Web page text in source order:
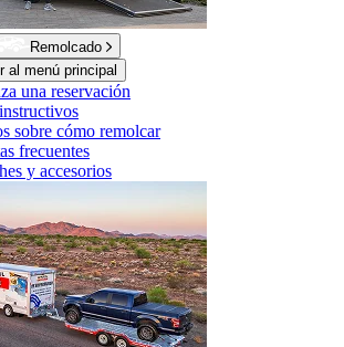
Remolcado
al menú principal
una reservación
sobre cómo remolcar
frecuentes
y accesorios